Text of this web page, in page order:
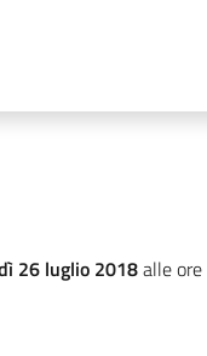
26 luglio 2018alle ore